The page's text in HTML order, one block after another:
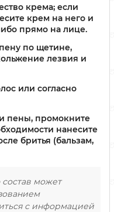
крема; если
крем на него и
прямо на лице.
по щетине,
лезвия и
или согласно
пены, промокните
нанесите
бритья (бальзам,
может
с информацией